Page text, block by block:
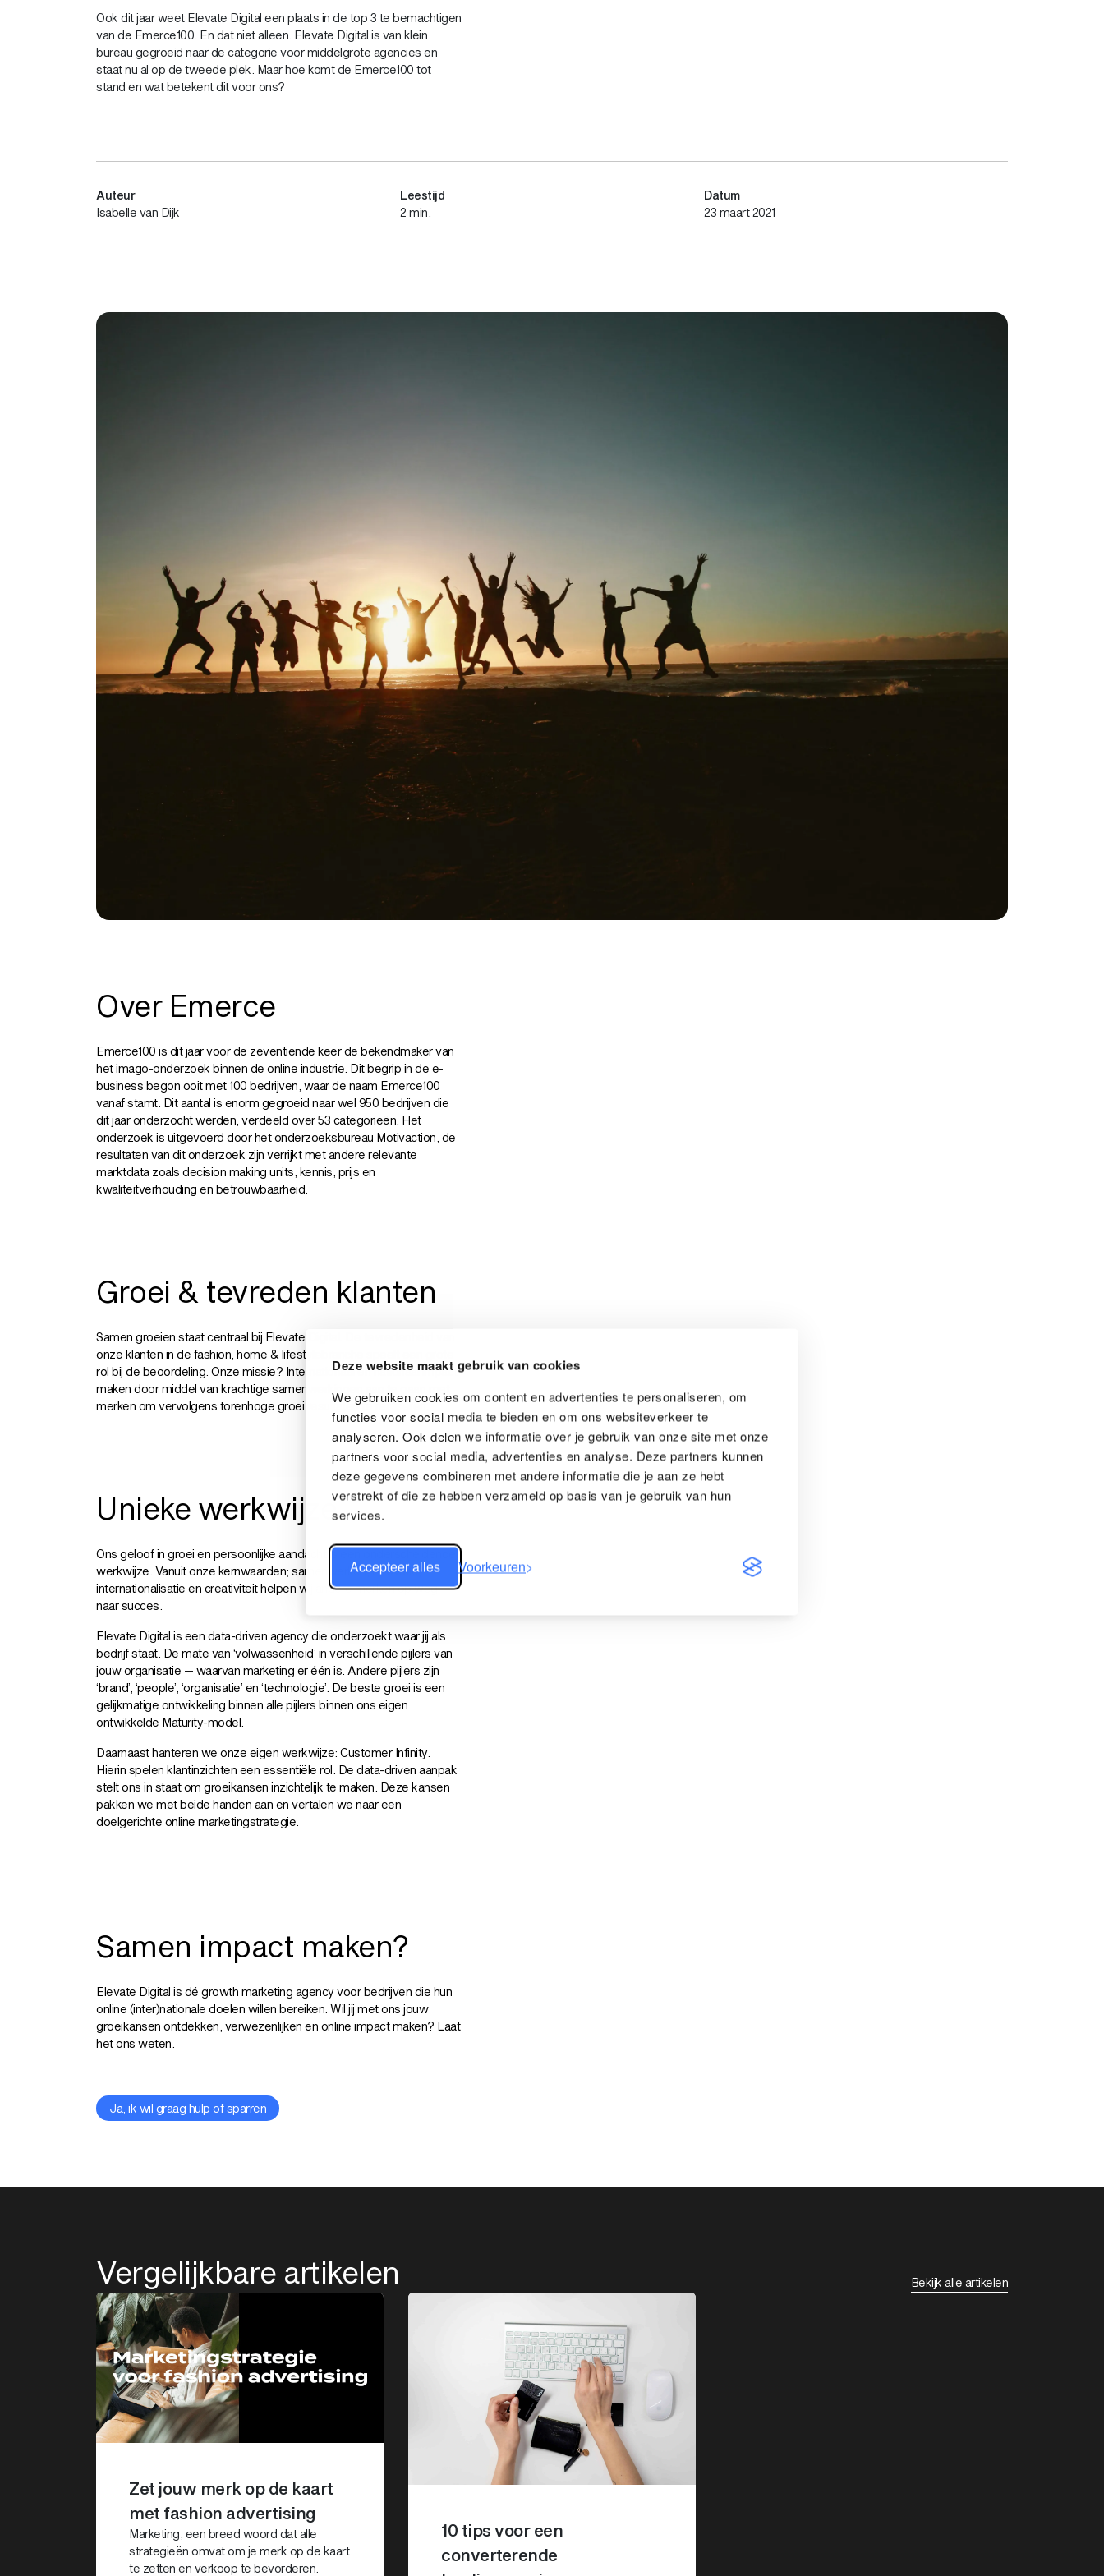
Deze website maakt gebruik van cookies
We gebruiken cookies om content en advertenties te personaliseren, om
functies voor social media te bieden en om ons websiteverkeer te
analyseren. Ook delen we informatie over je gebruik van onze site met onze
partners voor social media, advertenties en analyse. Deze partners kunnen
deze gegevens combineren met andere informatie die je aan ze hebt
verstrekt of die ze hebben verzameld op basis van je gebruik van hun
services.
Accepteer alles Voorkeuren
Ook dit jaar weet Elevate Digital een plaats in de top 3 te bemachtigen
van de Emerce100. En dat niet alleen. Elevate Digital is van klein
bureau gegroeid naar de categorie voor middelgrote agencies en
staat nu al op de tweede plek. Maar hoe komt de Emerce100 tot
stand en wat betekent dit voor ons?
Auteur
Isabelle van Dijk
Leestijd
2 min.
Datum
23 maart 2021
Over Emerce
Emerce100 is dit jaar voor de zeventiende keer de bekendmaker van
het imago-onderzoek binnen de online industrie. Dit begrip in de e-
business begon ooit met 100 bedrijven, waar de naam Emerce100
vanaf stamt. Dit aantal is enorm gegroeid naar wel 950 bedrijven die
dit jaar onderzocht werden, verdeeld over 53 categorieën. Het
onderzoek is uitgevoerd door het onderzoeksbureau Motivaction, de
resultaten van dit onderzoek zijn verrijkt met andere relevante
marktdata zoals decision making units, kennis, prijs en
kwaliteitverhouding en betrouwbaarheid.
Groei & tevreden klanten
Samen groeien staat centraal bij Elevate Digital. De tevredenheid van
onze klanten in de fashion, home & lifestylebranche speelt een grote
rol bij de beoordeling. Onze missie? Internationaal en nationaal impact
maken door middel van krachtige samenwerkingen aan te gaan met
merken om vervolgens torenhoge groei resultaten te realiseren.
Unieke werkwijze
Ons geloof in groei en persoonlijke aandacht is een onderscheidende
werkwijze. Vanuit onze kernwaarden; samenwerken, innovatie,
internationalisatie en creativiteit helpen wij andere merken op weg
naar succes.
Elevate Digital is een data-driven agency die onderzoekt waar jij als
bedrijf staat. De mate van ‘volwassenheid’ in verschillende pijlers van
jouw organisatie — waarvan marketing er één is. Andere pijlers zijn
‘brand’, ‘people’, ‘organisatie’ en ‘technologie’. De beste groei is een
gelijkmatige ontwikkeling binnen alle pijlers binnen ons eigen
ontwikkelde Maturity-model.
Daarnaast hanteren we onze eigen werkwijze: Customer Infinity.
Hierin spelen klantinzichten een essentiële rol. De data-driven aanpak
stelt ons in staat om groeikansen inzichtelijk te maken. Deze kansen
pakken we met beide handen aan en vertalen we naar een
doelgerichte online marketingstrategie.
Samen impact maken?
Elevate Digital is dé growth marketing agency voor bedrijven die hun
online (inter)nationale doelen willen bereiken. Wil jij met ons jouw
groeikansen ontdekken, verwezenlijken en online impact maken? Laat
het ons weten.
Ja, ik wil graag hulp of sparren
Vergelijkbare artikelen Bekijk alle artikelen
Zet jouw merk op de kaart
met fashion advertising
Marketing, een breed woord dat alle
strategieën omvat om je merk op de kaart
te zetten en verkoop te bevorderen.
10 tips voor een
converterende